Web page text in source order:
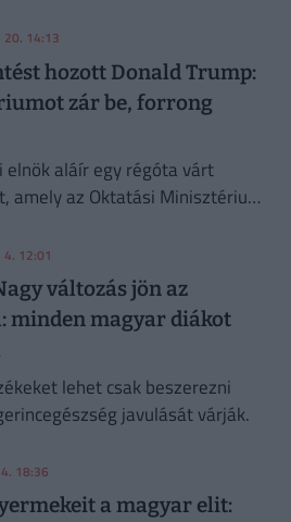
20. 14:13
hozott Donald Trump:
zár be, forrong
elnök aláír egy régóta várt
amely az Oktatási Minisztérium
12:01
változás jön az
minden magyar diákot
lehet csak beszerezni
javulását várják.
18:36
a magyar elit: